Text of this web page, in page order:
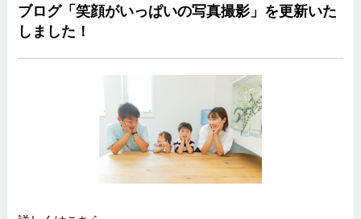
ブログ「笑顔がいっぱいの写真撮影」を更新いた
しました！